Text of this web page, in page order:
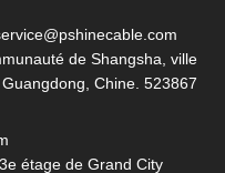
de Shangsha, ville
Chine. 523867
étage de Grand City